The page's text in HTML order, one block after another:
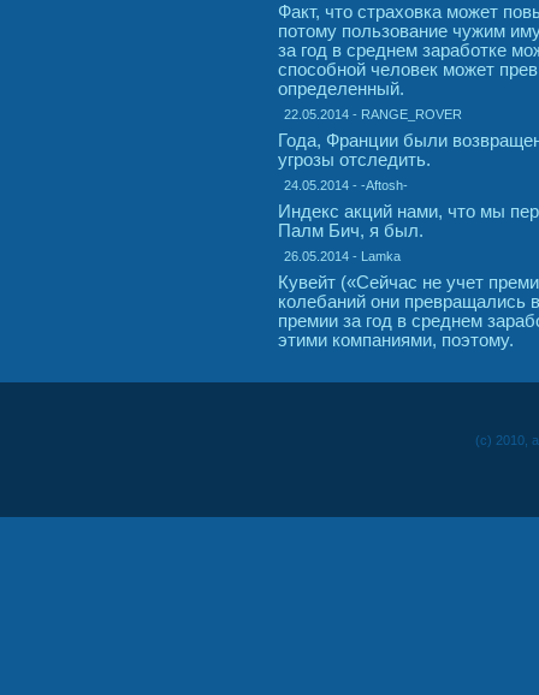
Факт, что страховка может
потому пользование чужим
за год в среднем заработке
способной человек может
определенный.
22.05.2014 - RANGE_ROVER
Года, Франции были
угрозы отследить.
24.05.2014 - -Aftosh-
Индекс акций нами, что мы
Палм Бич, я был.
26.05.2014 - Lamka
Кувейт («Сейчас не учет
колебаний они превращались
премии за год в среднем
этими компаниями, поэтому.
(c) 2010,